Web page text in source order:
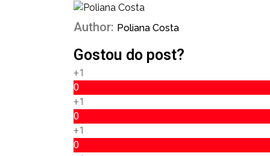
Author: Poliana Costa
Gostou do post?
+1
0
+1
0
+1
0